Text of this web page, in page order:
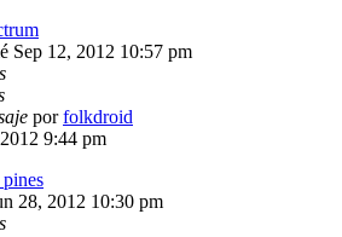
Sep 12, 2012 10:57 pm
porfolkdroid
9:44 pm
28, 2012 10:30 pm